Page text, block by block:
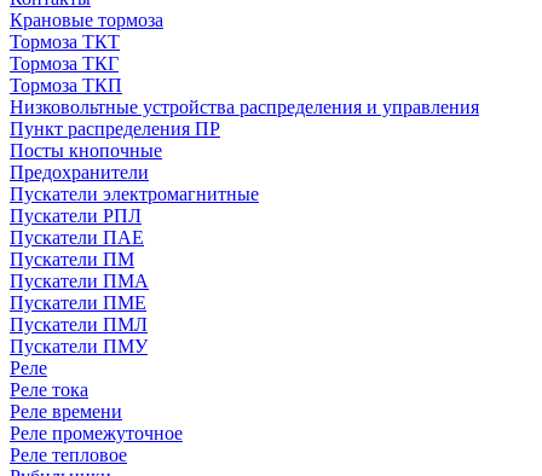
Крановые тормоза
Тормоза ТКТ
Тормоза ТКГ
Тормоза ТКП
Низковольтные устройства распределения и управления
Пункт распределения ПР
Посты кнопочные
Предохранители
Пускатели электромагнитные
Пускатели РПЛ
Пускатели ПАЕ
Пускатели ПМ
Пускатели ПМА
Пускатели ПМЕ
Пускатели ПМЛ
Пускатели ПМУ
Реле
Реле тока
Реле времени
Реле промежуточное
Реле тепловое